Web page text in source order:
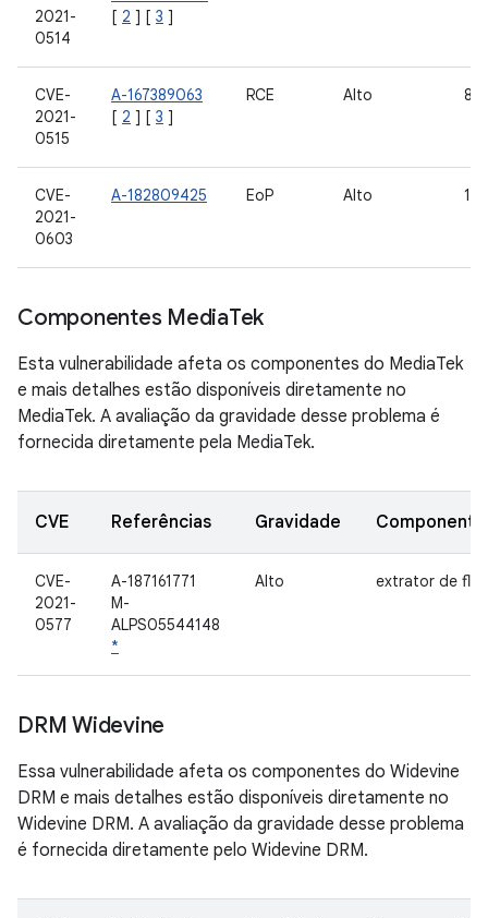
2021-
0514
[ 2 ] [ 3 ]
CVE-
2021-
0515
A-167389063
[ 2 ] [ 3 ]
RCE Alto
CVE-
2021-
0603
A-182809425 EoP Alto 11
Componentes MediaTek
Esta vulnerabilidade afeta os componentes do MediaTek
e mais detalhes estão disponíveis diretamente no
MediaTek. A avaliação da gravidade desse problema é
fornecida diretamente pela MediaTek.
CVE Referências Gravidade Componente
CVE-
2021-
0577
A-187161771
M-
ALPS05544148
*
Alto extrator de flv
DRM Widevine
Essa vulnerabilidade afeta os componentes do Widevine
DRM e mais detalhes estão disponíveis diretamente no
Widevine DRM. A avaliação da gravidade desse problema
é fornecida diretamente pelo Widevine DRM.